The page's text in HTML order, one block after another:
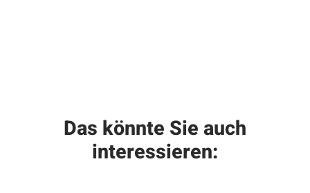
Das könnte Sie auch
interessieren: